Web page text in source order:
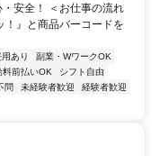
安全！ ＜お仕事の流れ
！』と商品バーコードを
あり
副業・WワークOK
料前払いOK
シフト自由
問 未経験者歓迎
経験者歓迎